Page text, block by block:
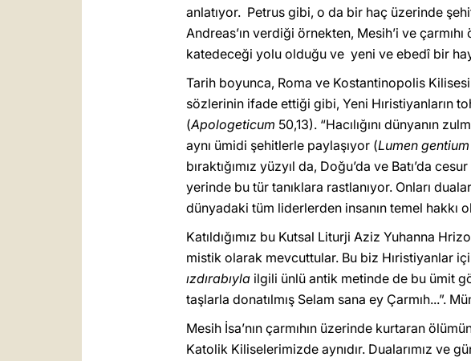
anlatıyor. Petrus gibi, o da bir haç üzerinde
Andreas’ın verdiği örnekten, Mesih’i ve
katedeceği yolu olduğu ve yeni ve ebedî bir
Tarih boyunca, Roma ve Kostantinopolis
sözlerinin ifade ettiği gibi, Yeni Hıristiyanların
(Apologeticum 50,13). “Hacılığını dünyanın
aynı ümidi şehitlerle paylaşıyor (Lumen gentium
bıraktığımız yüzyıl da, Doğu’da ve Batı’da
yerinde bu tür tanıklara rastlanıyor. Onları
dünyadaki tüm liderlerden insanın temel hakkı
Katıldığımız bu Kutsal Liturji Aziz Yuhanna
mistik olarak mevcuttular. Bu biz Hıristiyanlar
ızdırabıyla ilgili ünlü antik metinde de bu ümit
taşlarla donatılmış Selam sana ey Çarmıh...”.
Mesih İsa’nın çarmıhın üzerinde kurtaran
Katolik Kiliselerimizde aynıdır. Dualarımız ve